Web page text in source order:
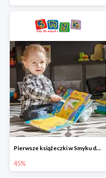
Pierwsze książeczki w Smyku do -45%
45%